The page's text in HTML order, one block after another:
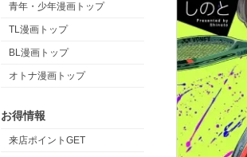
青年・少年漫画トップ
TL漫画トップ
BL漫画トップ
オトナ漫画トップ
お得情報
来店ポイントGET